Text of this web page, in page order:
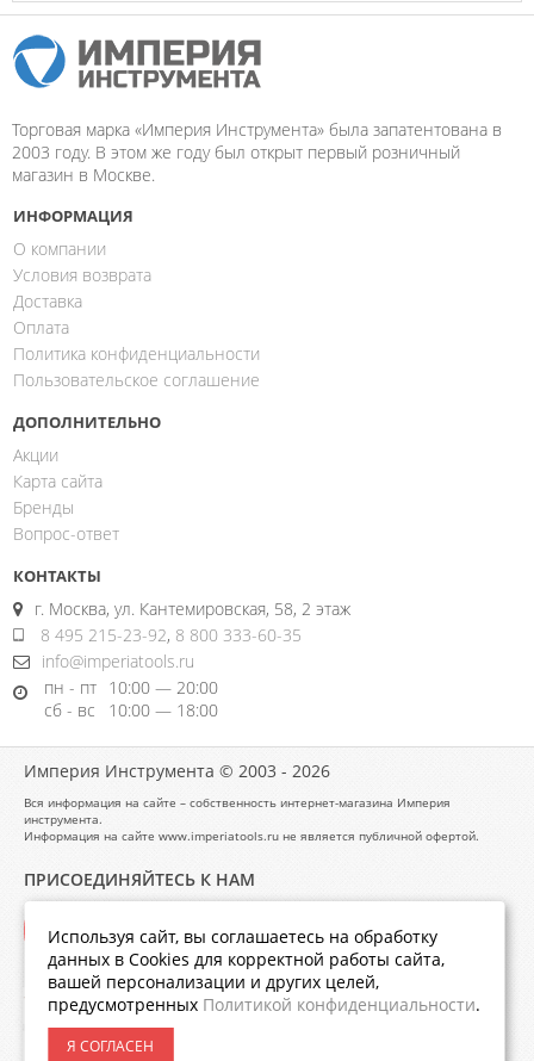
Торговая марка «Империя Инструмента» была запатентована в
2003 году. В этом же году был открыт первый розничный
магазин в Москве.
ИНФОРМАЦИЯ
О компании
Условия возврата
Доставка
Оплата
Политика конфиденциальности
Пользовательское соглашение
ДОПОЛНИТЕЛЬНО
Акции
Карта сайта
Бренды
Вопрос-ответ
КОНТАКТЫ
г. Москва, ул. Кантемировская, 58, 2 этаж
8 495 215-23-92, 8 800 333-60-35
info@imperiatools.ru
пн - пт 10:00 — 20:00
сб - вс
10:00 — 18:00
Империя Инструмента © 2003 - 2026
Вся информация на сайте – собственность интернет-магазина Империя
инструмента.
Информация на сайте www.imperiatools.ru не является публичной офертой.
ПРИСОЕДИНЯЙТЕСЬ К НАМ
Используя сайт, вы соглашаетесь на обработку
данных в Cookies для корректной работы сайта,
вашей персонализации и других целей,
предусмотренных Политикой конфиденциальности.
Я СОГЛАСЕН